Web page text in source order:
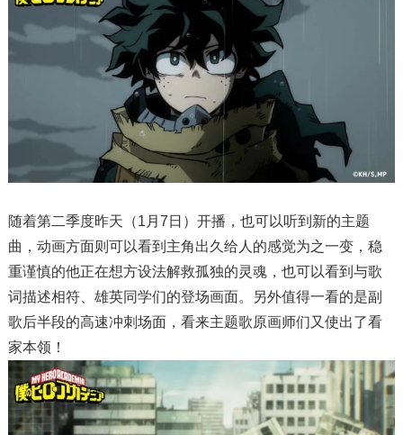
随着第二季度昨天（1月7日）开播，也可以听到新的主题
曲，动画方面则可以看到主角出久给人的感觉为之一变，稳
重谨慎的他正在想方设法解救孤独的灵魂，也可以看到与歌
词描述相符、雄英同学们的登场画面。另外值得一看的是副
歌后半段的高速冲刺场面，看来主题歌原画师们又使出了看
家本领！